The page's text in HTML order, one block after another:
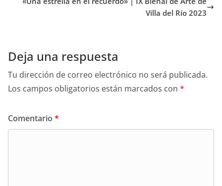
Villa del Río 2023
Deja una respuesta
Tu dirección de correo electrónico no será publicada.
Los campos obligatorios están marcados con *
Comentario *